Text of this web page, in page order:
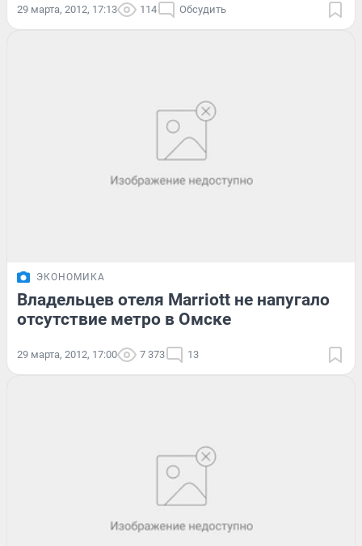
29 марта, 2012, 17:13 114 Обсудить
ЭКОНОМИКА
Владельцев отеля Marriott не напугало
отсутствие метро в Омске
29 марта, 2012, 17:00 7 373 13